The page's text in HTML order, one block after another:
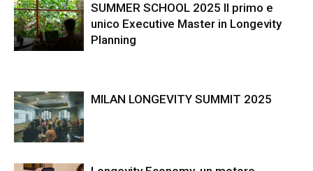
SUMMER SCHOOL 2025 Il primo e
unico Executive Master in Longevity
Planning
MILAN LONGEVITY SUMMIT 2025